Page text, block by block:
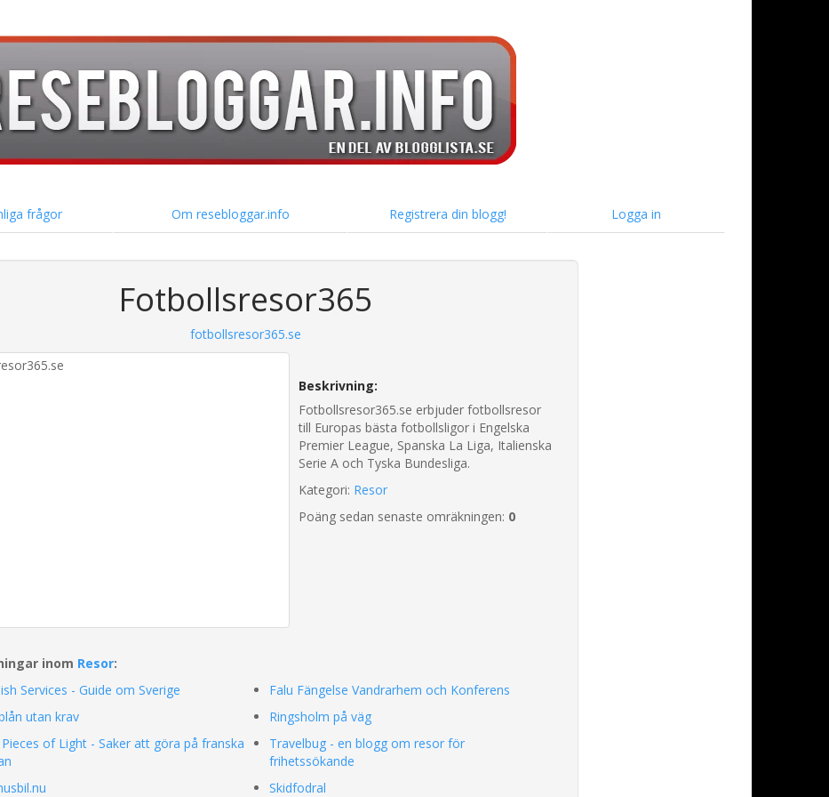
frågor Om resebloggar.info Registrera din blogg! Logga in
Fotbollsresor365
fotbollsresor365.se
Beskrivning:
Fotbollsresor365.se erbjuder fotbollsresor
till Europas bästa fotbollsligor i Engelska
Premier League, Spanska La Liga, Italienska
Serie A och Tyska Bundesliga.
Kategori: Resor
Poäng sedan senaste omräkningen: 0
inom Resor:
Services - Guide om Sverige
utan krav
of Light - Saker att göra på franska
Falu Fängelse Vandrarhem och Konferens
Ringsholm på väg
Travelbug - en blogg om resor för
frihetssökande
Skidfodral